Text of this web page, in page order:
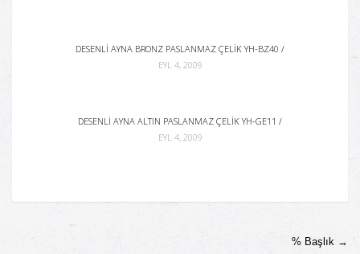
DESENLI AYNA BRONZ PASLANMAZ ÇELIK YH-BZ40 /
EYL 4, 2009
DESENLI AYNA ALTIN PASLANMAZ ÇELIK YH-GE11 /
EYL 4, 2009
% Başlık →